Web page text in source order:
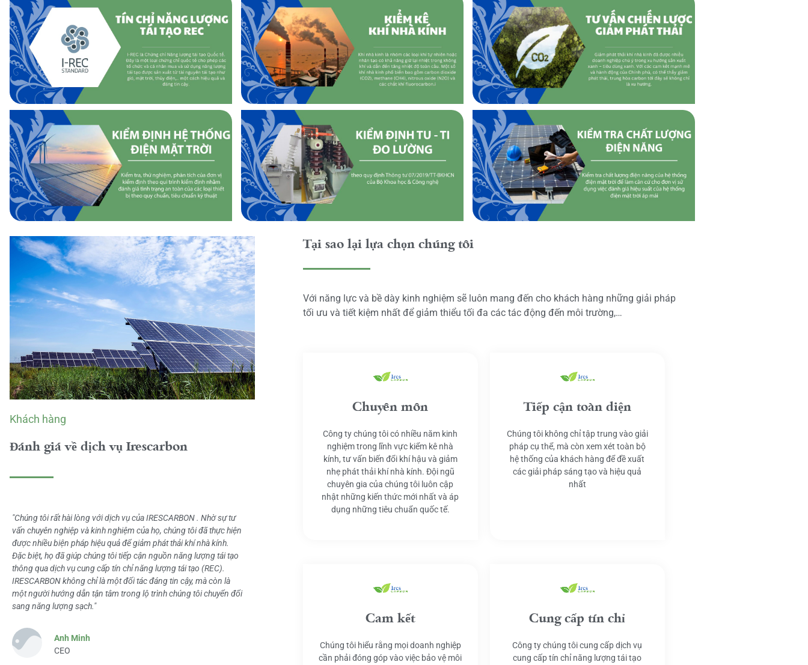
Khách hàng
Đánh giá về dịch vụ Irescarbon
"Chúng tôi rất hài lòng với dịch vụ của IRESCARBON . Nhờ sự tư
vấn chuyên nghiệp và kinh nghiệm của họ, chúng tôi đã thực hiện
được nhiều biện pháp hiệu quả để giảm phát thải khí nhà kính.
Đặc biệt, họ đã giúp chúng tôi tiếp cận nguồn năng lượng tái tạo
thông qua dịch vụ cung cấp tín chỉ năng lượng tái tạo (REC).
IRESCARBON không chỉ là một đối tác đáng tin cậy, mà còn là
một người hướng dẫn tận tâm trong lộ trình chúng tôi chuyển đổi
sang năng lượng sạch."
Anh Minh
CEO
Tại sao lại lựa chọn chúng tôi
Với năng lực và bề dày kinh nghiệm sẽ luôn mang đến cho khách hàng những giải pháp
tối ưu và tiết kiệm nhất để giảm thiểu tối đa các tác động đến môi trường,…
Chuyên môn
Công ty chúng tôi có nhiều năm kinh
nghiệm trong lĩnh vực kiểm kê nhà
kính, tư vấn biến đổi khí hậu và giảm
nhẹ phát thải khí nhà kính. Đội ngũ
chuyên gia của chúng tôi luôn cập
nhật những kiến thức mới nhất và áp
dụng những tiêu chuẩn quốc tế.
Tiếp cận toàn diện
Chúng tôi không chỉ tập trung vào giải
pháp cụ thể, mà còn xem xét toàn bộ
hệ thống của khách hàng để đề xuất
các giải pháp sáng tạo và hiệu quả
nhất
Cam kết
Chúng tôi hiểu rằng mọi doanh nghiệp
cần phải đóng góp vào việc bảo vệ môi
Cung cấp tín chỉ
Công ty chúng tôi cung cấp dịch vụ
cung cấp tín chỉ năng lượng tái tạo